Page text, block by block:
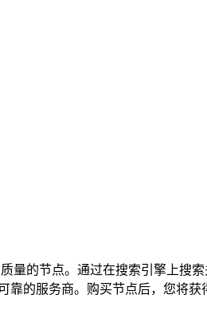
量的节点。通过在搜索引擎上搜索
的服务商。购买节点后，您将